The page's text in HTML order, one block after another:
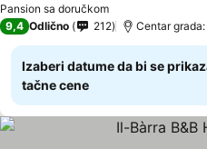
Pansion sa doručkom
9,4 Odlično 212 Centar
Izaberi datume da bi se
tačne cene